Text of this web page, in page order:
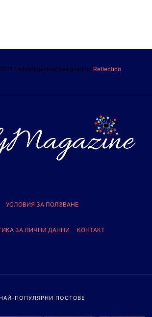
LadyMagazine/Designed by Reflectico
УСЛОВИЯ ЗА ПОЛЗВАНЕ
ЗА ЛИЧНИ ДАННИ КОНТАКТ
НАЙ-ПОПУЛЯРНИ ПОСТОВЕ